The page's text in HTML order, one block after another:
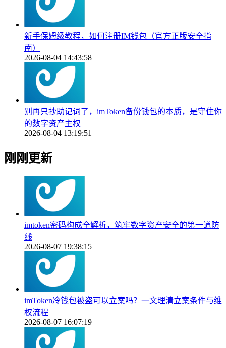
新手保姆级教程，如何注册IM钱包（官方正版安全指
南）
2026-08-04 14:43:58
别再只抄助记词了，imToken备份钱包的本质，是守住你
的数字资产主权
2026-08-04 13:19:51
刚刚更新
imtoken密码构成全解析，筑牢数字资产安全的第一道防
线
2026-08-07 19:38:15
imToken冷钱包被盗可以立案吗？一文理清立案条件与维
权流程
2026-08-07 16:07:19